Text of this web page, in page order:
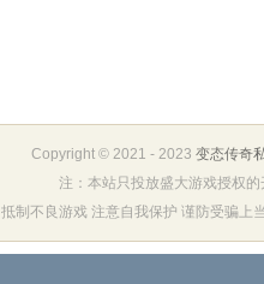
Copyright © 2021 - 2023 变态传奇
注：本站只投放盛大游戏授权
抵制不良游戏 注意自我保护 谨防受骗上